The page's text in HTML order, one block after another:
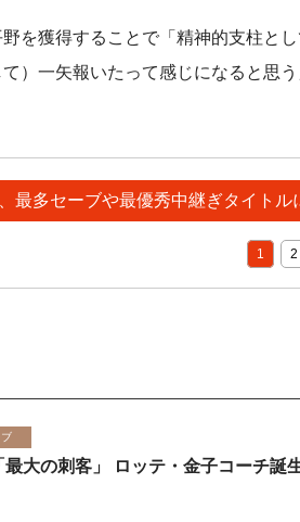
を獲得することで「精神的支柱と
）一矢報いたって感じになると思う
最多セーブや最優秀中継ぎタイト
1 2
大の刺客」 ロッテ・金子コーチ誕